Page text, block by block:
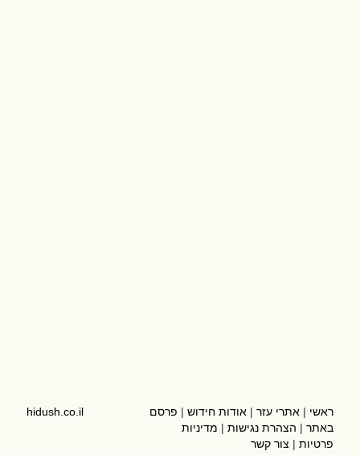
ראשי | אתרי עזר | אודות חידוש | פרסם
באתר | הצהרת נגישות | מדיניות
פרטיות | צור קשר
hidush.co.il